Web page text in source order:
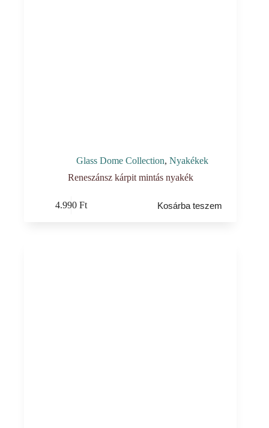
Glass Dome Collection,Nyakékek
Reneszánsz kárpit mintás nyakék
4.990Ft Kosárba teszem